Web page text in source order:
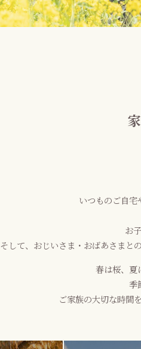
いつものご自宅
お
そして、おじいさま・おばあさまと
春は桜、夏
季
ご家族の大切な時間